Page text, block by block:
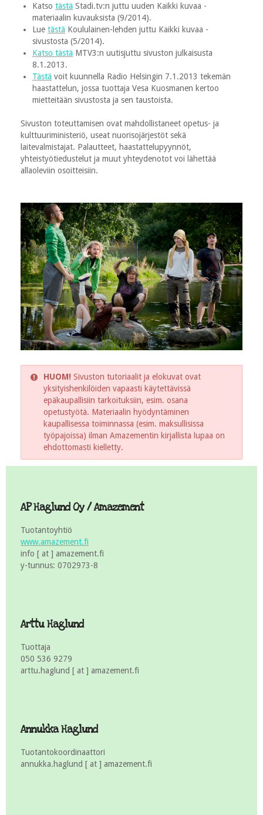
Katso tästä Stadi.tv:n juttu uuden Kaikki kuvaa -
materiaalin kuvauksista (9/2014).
Lue tästä Koululainen-lehden juttu Kaikki kuvaa -
sivustosta (5/2014).
Katso tästä MTV3:n uutisjuttu sivuston julkaisusta
8.1.2013.
Tästä voit kuunnella Radio Helsingin 7.1.2013 tekemän
haastattelun, jossa tuottaja Vesa Kuosmanen kertoo
mietteitään sivustosta ja sen taustoista.
Sivuston toteuttamisen ovat mahdollistaneet opetus- ja
kulttuuriministeriö, useat nuorisojärjestöt sekä
laitevalmistajat. Palautteet, haastattelupyynnöt,
yhteistyötiedustelut ja muut yhteydenotot voi lähettää
allaoleviin osoitteisiin.
HUOM! Sivuston tutoriaalit ja elokuvat ovat
yksityishenkilöiden vapaasti käytettävissä
epäkaupallisiin tarkoituksiin, esim. osana
opetustyötä. Materiaalin hyödyntäminen
kaupallisessa toiminnassa (esim. maksullisissa
työpajoissa) ilman Amazementin kirjallista lupaa on
ehdottomasti kielletty.
AP Haglund Oy / Amazement
Tuotantoyhtiö
www.amazement.fi
info [ at ] amazement.fi
y-tunnus: 0702973-8
Arttu Haglund
Tuottaja
050 536 9279
arttu.haglund [ at ] amazement.fi
Annukka Haglund
Tuotantokoordinaattori
annukka.haglund [ at ] amazement.fi